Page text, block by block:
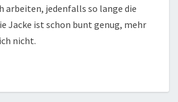
arbeiten, jedenfalls so lange die
Jacke ist schon bunt genug, mehr
nicht.